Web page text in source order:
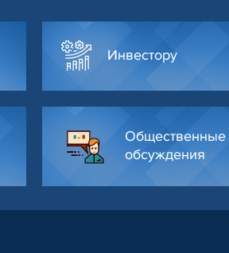
Инвестору
Общественные
обсуждения